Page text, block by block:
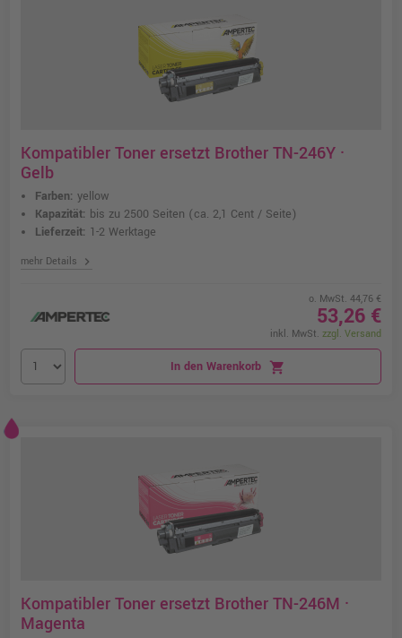
Kompatibler Toner ersetzt Brother TN-246Y ·
Gelb
Farben: yellow
Kapazität: bis zu 2500 Seiten (ca. 2,1 Cent / Seite)
Lieferzeit: 1-2 Werktage
mehr Details chevron_right
o. MwSt. 44,76 €
53,26 €
inkl. MwSt. zzgl. Versand
In den Warenkorb shopping_cart
Kompatibler Toner ersetzt Brother TN-246M ·
Magenta